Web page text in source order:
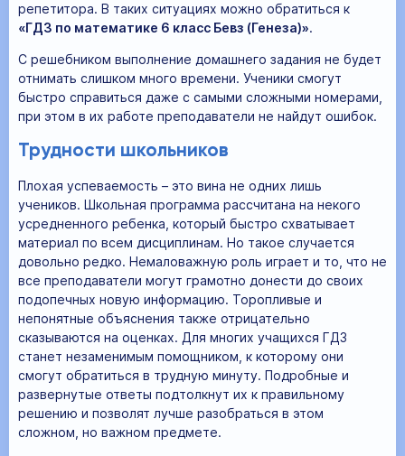
репетитора. В таких ситуациях можно обратиться к
«ГДЗ по математике 6 класс Бевз (Генеза)».
С решебником выполнение домашнего задания не будет
отнимать слишком много времени. Ученики смогут
быстро справиться даже с самыми сложными номерами,
при этом в их работе преподаватели не найдут ошибок.
Трудности школьников
Плохая успеваемость – это вина не одних лишь
учеников. Школьная программа рассчитана на некого
усредненного ребенка, который быстро схватывает
материал по всем дисциплинам. Но такое случается
довольно редко. Немаловажную роль играет и то, что не
все преподаватели могут грамотно донести до своих
подопечных новую информацию. Торопливые и
непонятные объяснения также отрицательно
сказываются на оценках. Для многих учащихся ГДЗ
станет незаменимым помощником, к которому они
смогут обратиться в трудную минуту. Подробные и
развернутые ответы подтолкнут их к правильному
решению и позволят лучше разобраться в этом
сложном, но важном предмете.